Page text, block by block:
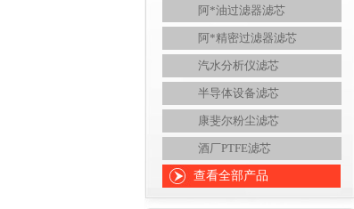
阿*油过滤器滤芯
阿*精密过滤器滤芯
汽水分析仪滤芯
半导体设备滤芯
康斐尔粉尘滤芯
酒厂PTFE滤芯
查看全部产品